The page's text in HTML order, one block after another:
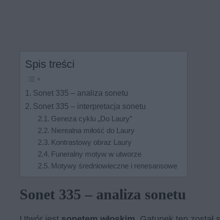
Spis treści
Sonet 335 – analiza sonetu
Sonet 335 – interpretacja sonetu
Geneza cyklu „Do Laury”
Nierealna miłość do Laury
Kontrastowy obraz Laury
Funeralny motyw w utworze
Motywy średniowieczne i renesansowe
Sonet 335 – analiza sonetu